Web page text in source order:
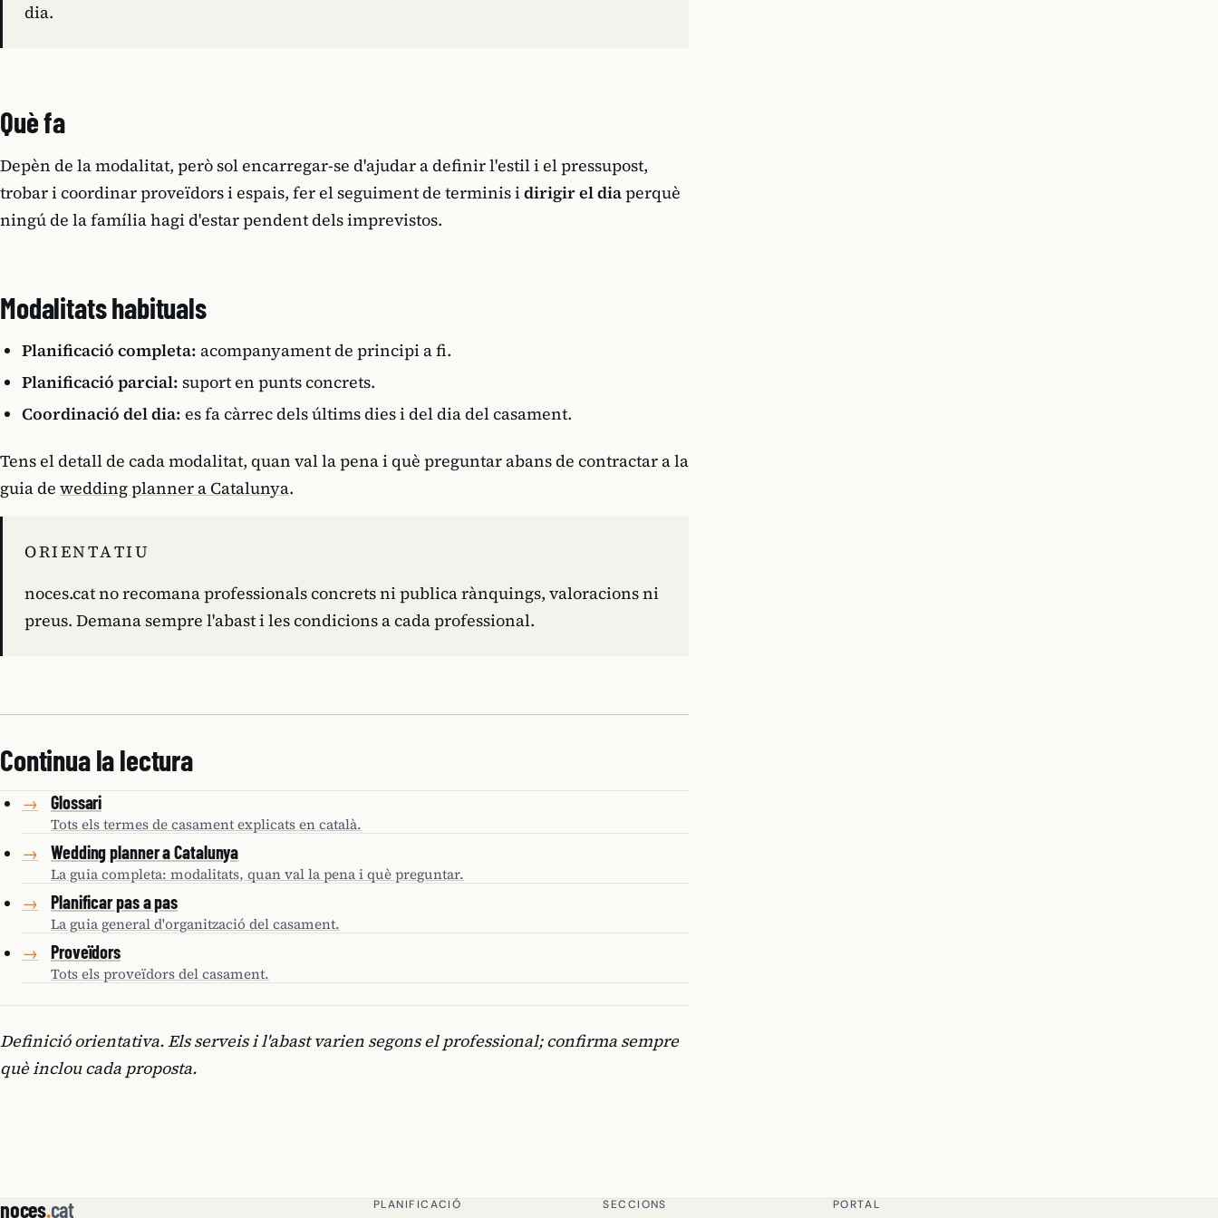
dia.
Què fa
Depèn de la modalitat, però sol encarregar-se d'ajudar a definir l'estil i el pressupost,
trobar i coordinar proveïdors i espais, fer el seguiment de terminis idirigir el diaperquè
ningú de la família hagi d'estar pendent dels imprevistos.
Modalitats habituals
Planificació completa: acompanyament de principi a fi.
Planificació parcial: suport en punts concrets.
Coordinació del dia: es fa càrrec dels últims dies i del dia del casament.
Tens el detall de cada modalitat, quan val la pena i què preguntar abans de contractar a la
guia de wedding planner a Catalunya.
ORIENTATIU
noces.cat no recomana professionals concrets ni publica rànquings, valoracions ni
preus. Demana sempre l'abast i les condicions a cada professional.
Continua la lectura
→ Glossari
Tots els termes de casament explicats en català.
→ Wedding planner a Catalunya
La guia completa: modalitats, quan val la pena i què preguntar.
→ Planificar pas a pas
La guia general d'organització del casament.
→ Proveïdors
Tots els proveïdors del casament.
Definició orientativa. Els serveis i l'abast varien segons el professional; confirma sempre
què inclou cada proposta.
noces.cat PLANIFICACIÓ SECCIONS PORTAL